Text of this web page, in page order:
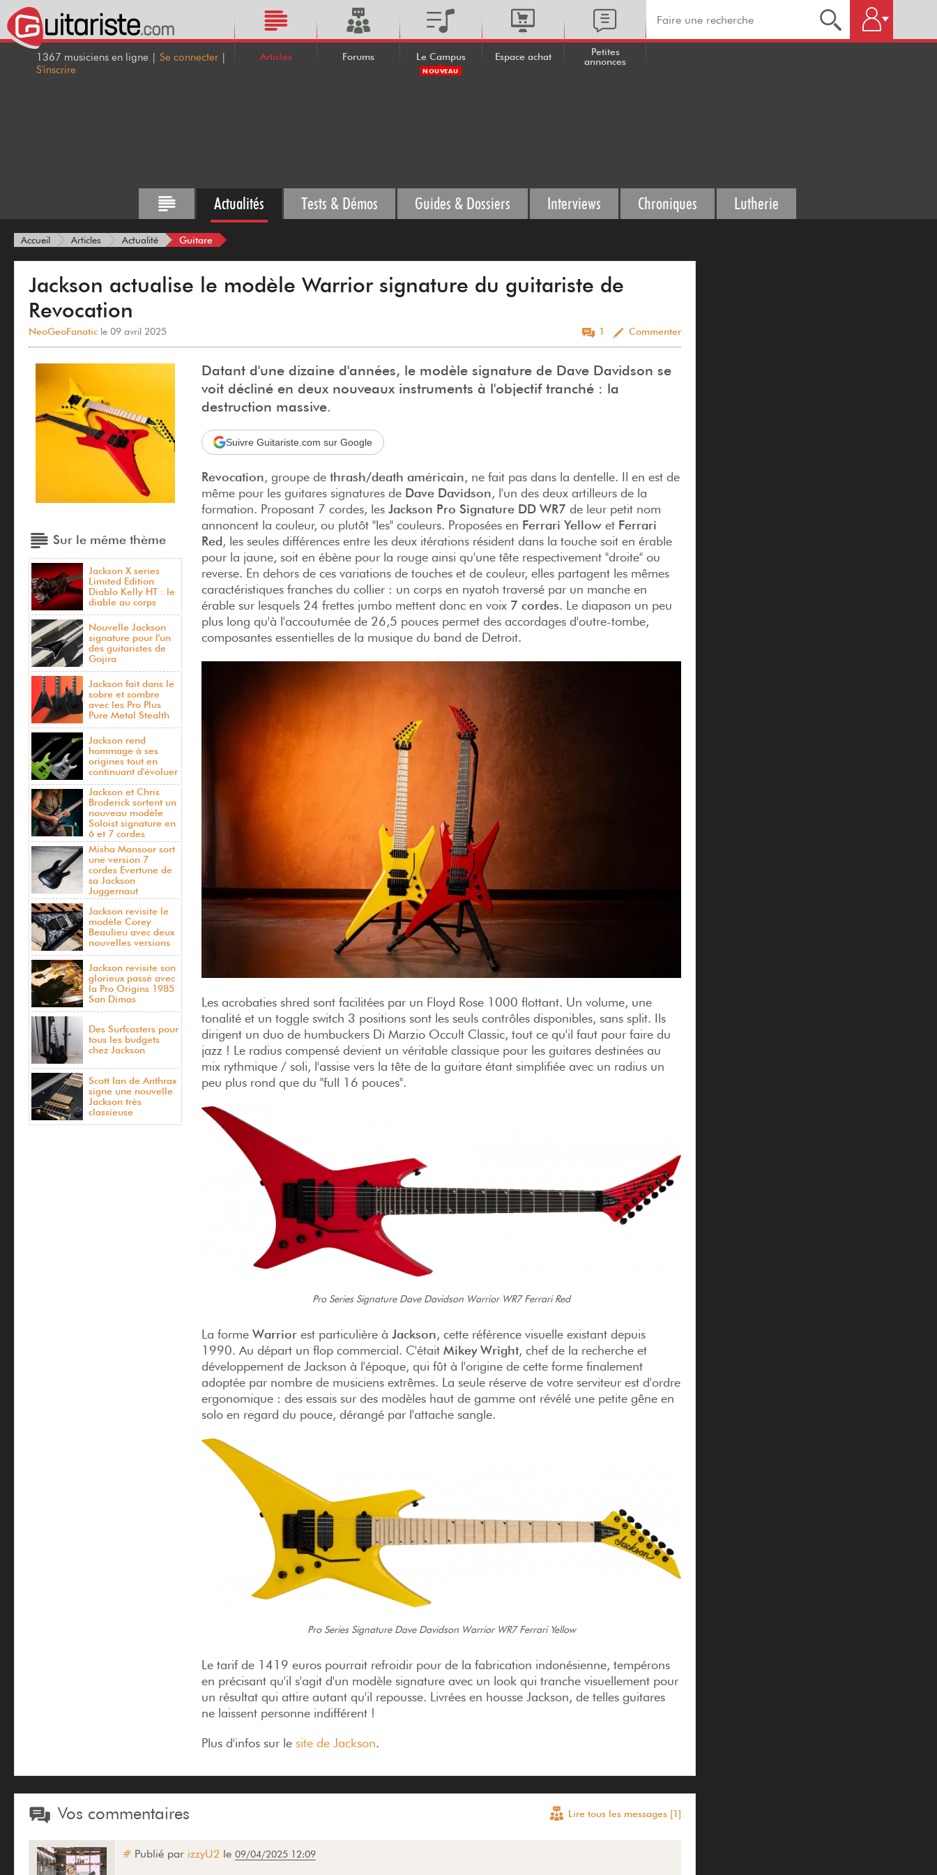
1367 musiciens en ligne | Se connecter |
S'inscrire
Articles Forums Le Campus
NOUVEAU
Espace achat
Petites
annonces
Actualités Tests & Démos Guides & Dossiers Interviews Chroniques Lutherie
Accueil Articles Actualité Guitare
Jackson actualise le modèle Warrior signature du guitariste de
Revocation
NeoGeoFanaticle 09 avril 2025 1 Commenter
Datant d'une dizaine d'années, le modèle signature de Dave Davidson se
voit décliné en deux nouveaux instruments à l'objectif tranché : la
destruction massive.
Suivre Guitariste.com sur Google
Revocation, groupe de thrash/death américain, ne fait pas dans la dentelle. Il en est de
même pour les guitares signatures de Dave Davidson, l'un des deux artilleurs de la
formation. Proposant 7 cordes, les Jackson Pro Signature DD WR7 de leur petit nom
annoncent la couleur, ou plutôt "les" couleurs. Proposées en Ferrari Yellowet Ferrari
Red, les seules différences entre les deux itérations résident dans la touche soit en érable
pour la jaune, soit en ébène pour la rouge ainsi qu'une tête respectivement "droite" ou
reverse. En dehors de ces variations de touches et de couleur, elles partagent les mêmes
caractéristiques franches du collier : un corps en nyatoh traversé par un manche en
érable sur lesquels 24 frettes jumbo mettent donc en voix7 cordes. Le diapason un peu
plus long qu'à l'accoutumée de 26,5 pouces permet des accordages d'outre-tombe,
composantes essentielles de la musique du band de Detroit.
Les acrobaties shred sont facilitées par un Floyd Rose 1000 flottant. Un volume, une
tonalité et un toggle switch 3 positions sont les seuls contrôles disponibles, sans split. Ils
dirigent un duo de humbuckers Di Marzio Occult Classic, tout ce qu'il faut pour faire du
jazz ! Le radius compensé devient un véritable classique pour les guitares destinées au
mix rythmique / soli, l'assise vers la tête de la guitare étant simplifiée avec un radius un
peu plus rond que du "full 16 pouces".
Pro Series Signature Dave Davidson Warrior WR7 Ferrari Red
La forme Warriorest particulière à Jackson, cette référence visuelle existant depuis
1990. Au départ un flop commercial. C'était Mikey Wright, chef de la recherche et
développement de Jackson à l'époque, qui fût à l'origine de cette forme finalement
adoptée par nombre de musiciens extrêmes. La seule réserve de votre serviteur est d'ordre
ergonomique : des essais sur des modèles haut de gamme ont révélé une petite gêne en
solo en regard du pouce, dérangé par l'attache sangle.
Pro Series Signature Dave Davidson Warrior WR7 Ferrari Yellow
Le tarif de 1419 euros pourrait refroidir pour de la fabrication indonésienne, tempérons
en précisant qu'il s'agit d'un modèle signature avec un look qui tranche visuellement pour
un résultat qui attire autant qu'il repousse. Livrées en housse Jackson, de telles guitares
ne laissent personne indifférent !
Plus d'infos sur le site de Jackson.
Sur le même thème
Jackson X series
Limited Edition
Diablo Kelly HT : le
diable au corps
Nouvelle Jackson
signature pour l'un
des guitaristes de
Gojira
Jackson fait dans le
sobre et sombre
avec les Pro Plus
Pure Metal Stealth
Jackson rend
hommage à ses
origines tout en
continuant d'évoluer
Jackson et Chris
Broderick sortent un
nouveau modèle
Soloist signature en
6 et 7 cordes
Misha Mansoor sort
une version 7
cordes Evertune de
sa Jackson
Juggernaut
Jackson revisite le
modèle Corey
Beaulieu avec deux
nouvelles versions
Jackson revisite son
glorieux passé avec
la Pro Origins 1985
San Dimas
Des Surfcasters pour
tous les budgets
chez Jackson
Scott Ian de Anthrax
signe une nouvelle
Jackson très
classieuse
Vos commentaires Lire tous les messages [1]
#Publié par izzyU2 le 09/04/2025 12:09